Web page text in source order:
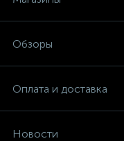
Обзоры
Оплата и доставка
Новости